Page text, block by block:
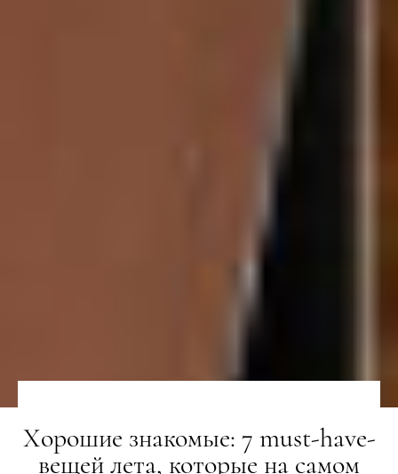
Хорошие знакомые: 7 must-have-
вещей лета, которые на самом